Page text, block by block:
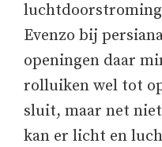
Evenzo bij
openingen daar
rolluiken wel tot
sluit, maar net
kan er licht en